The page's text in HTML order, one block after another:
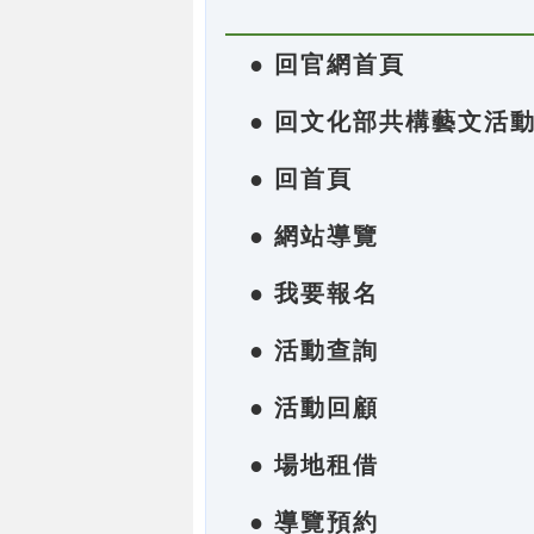
● 回官網首頁
● 回文化部共構藝文活
● 回首頁
● 網站導覽
● 我要報名
● 活動查詢
● 活動回顧
● 場地租借
● 導覽預約